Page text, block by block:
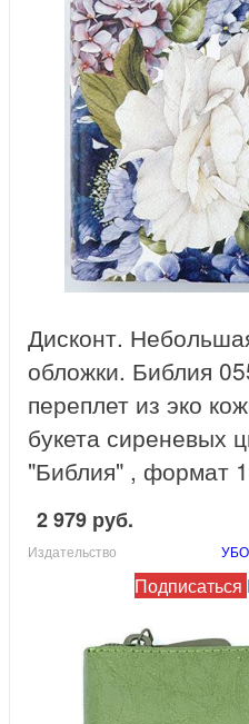
Дисконт.
обложки. Библия
переплет из эко
букета сиреневых
"Библия" , формат
2 979 руб.
Издательство УБО
Подписаться